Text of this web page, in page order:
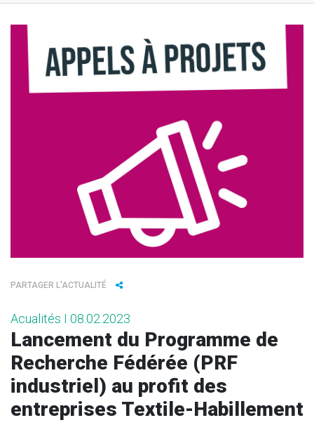
PARTAGER L'ACTUALITÉ
Acualités I 08.02.2023
Lancement du Programme de
Recherche Fédérée (PRF
industriel) au profit des
entreprises Textile-Habillement